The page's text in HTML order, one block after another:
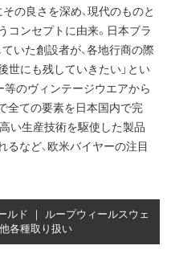
の良さを深め、現代のものと
コンセプトに由来。日本ブラ
いた創設者が、各地行商の際
世にも残していきたい」とい
等のヴィンテージウエアから
全ての要素を日本国内で完
い生産技術を駆使した製品
るなど、欧米バイヤーの注目
ルド ｜ ループウィールスウェ
各種取り扱い